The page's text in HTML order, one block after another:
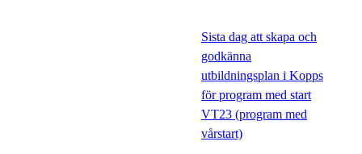
Sista dag att skapa och
godkänna
utbildningsplan i Kopps
för program med start
VT23 (program med
vårstart)